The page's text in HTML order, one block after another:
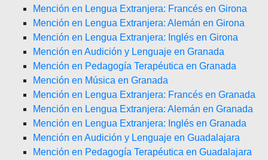
Mención en Lengua Extranjera: Francés en Girona
Mención en Lengua Extranjera: Alemán en Girona
Mención en Lengua Extranjera: Inglés en Girona
Mención en Audición y Lenguaje en Granada
Mención en Pedagogía Terapéutica en Granada
Mención en Música en Granada
Mención en Lengua Extranjera: Francés en Granada
Mención en Lengua Extranjera: Alemán en Granada
Mención en Lengua Extranjera: Inglés en Granada
Mención en Audición y Lenguaje en Guadalajara
Mención en Pedagogía Terapéutica en Guadalajara